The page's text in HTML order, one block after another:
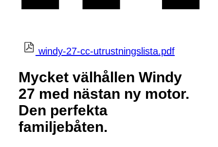
windy-27-cc-utrustningslista.pdf
Mycket välhållen Windy
27 med nästan ny motor.
Den perfekta
familjebåten.